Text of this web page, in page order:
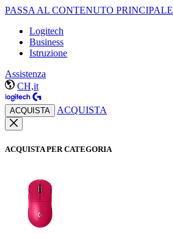
PASSA AL CONTENUTO PRINCIPALE
Logitech
Business
Istruzione
Assistenza
CH,it
ACQUISTA ACQUISTA
ACQUISTA PER CATEGORIA